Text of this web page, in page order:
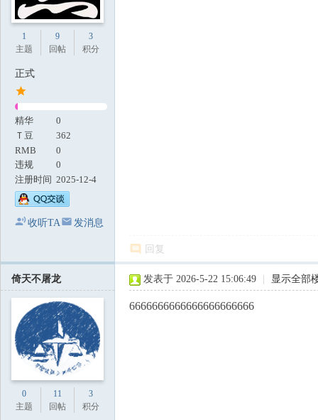
1
主题
9
回帖
3
积分
正式
精华
0
Ｔ豆
362
RMB
0
违规
0
注册时间 2025-12-4
收听TA 发消息
回复
倚天不屠龙
0
主题
11
回帖
3
积分
发表于 2026-5-22 15:06:49 显示全部
6666666666666666666666